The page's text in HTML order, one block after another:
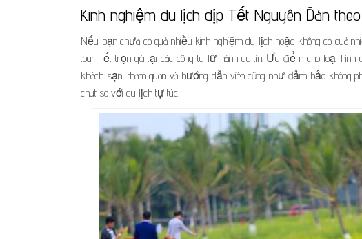
Kinh nghiệm du lịch dịp Tết Nguyên Đán
Nếu bạn chưa có quá nhiều kinh nghiệm du lịch hoặc không có quá
tour Tết trọn gói tại các công ty lữ hành uy tín. Ưu điểm cho loại
khách sạn, tham quan và hướng dẫn viên cũng như đảm bảo không
chút so với du lịch tự túc.